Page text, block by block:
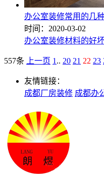
办公室装修常用的几
时间：2020-03-02
办公室装修材料的好
557条 上一页 1.. 20 21 22 23
友情链接：
成都厂房装修 成都办